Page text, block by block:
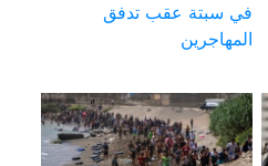
في سبتة عقب تدفق
المهاجرين